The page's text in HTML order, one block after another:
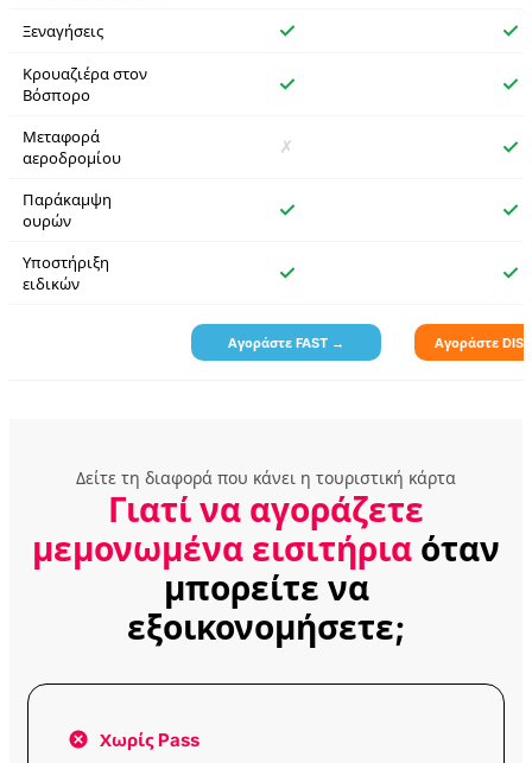
Είσοδος στο Μουσείο
Συλλογών του
εισιτηρίων με
Παιχνιδιών Balat
Εμπειρία
Φωτογράφισης σε
Illusions Istanbul
Είσοδος στο Lion Park
Εκδρομή στα
Γεύμα
Ξεναγήσεις ✓ ✓
Κρουαζιέρα στον
Βόσπορο
✓ ✓
Μεταφορά
αεροδρομίου
✗ ✓
Παράκαμψη
ουρών
✓ ✓
Υποστήριξη
ειδικών
✓ ✓
Αγοράστε FAST → Αγοράστε
Δείτε τη διαφορά που κάνει η τουριστική κάρτα
Γιατί να αγοράζετε
μεμονωμένα εισιτήρια όταν
μπορείτε να
εξοικονομήσετε;
Χωρίς Pass